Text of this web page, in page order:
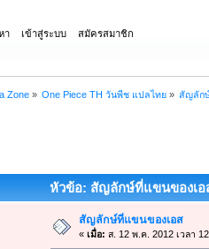
า เข้าสู่ระบบ สมัครสมาชิก
Zone» One Piece TH วันพีช แปลไทย» สัญลัก
หัวข้อ: สัญลักษ์ที่แขนของเอ
สัญลักษ์ที่แขนของเอส
« เมื่อ: ส. 12 พ.ค. 2012 เวลา